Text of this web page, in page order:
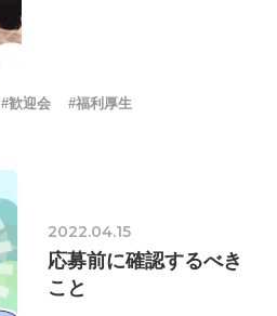
#歓迎会 #福利厚生
2022.04.15
応募前に確認するべき
こと